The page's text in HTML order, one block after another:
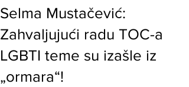
Selma Mustačević:
Zahvaljujući radu TOC-a
LGBTI teme su izašle iz
„ormara“!